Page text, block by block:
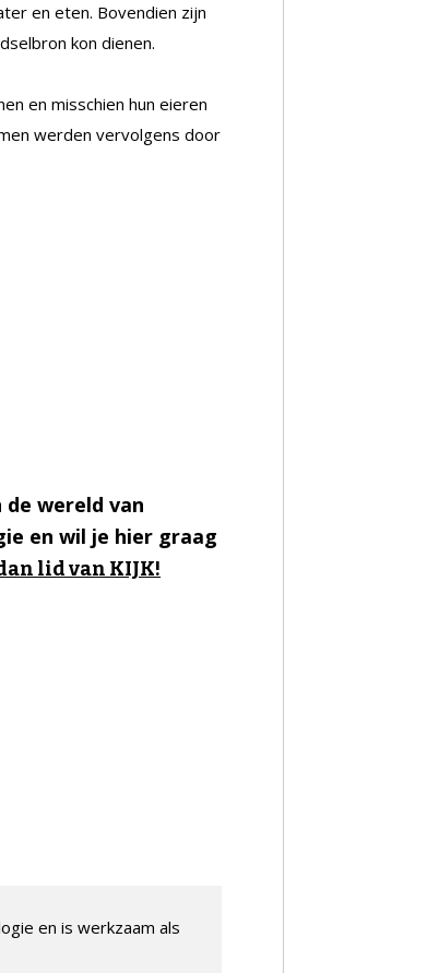
en eten. Bovendien zijn
kon dienen.
en misschien hun eieren
werden vervolgens door
wereld van
en wil je hier graag
lid van KIJK!
en is werkzaam als